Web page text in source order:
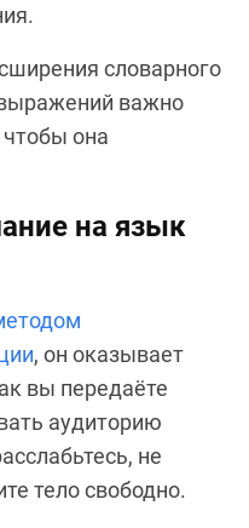
словарного
важно
она
на язык
, он оказывает
вы передаёте
аудиторию
не
тело свободно.